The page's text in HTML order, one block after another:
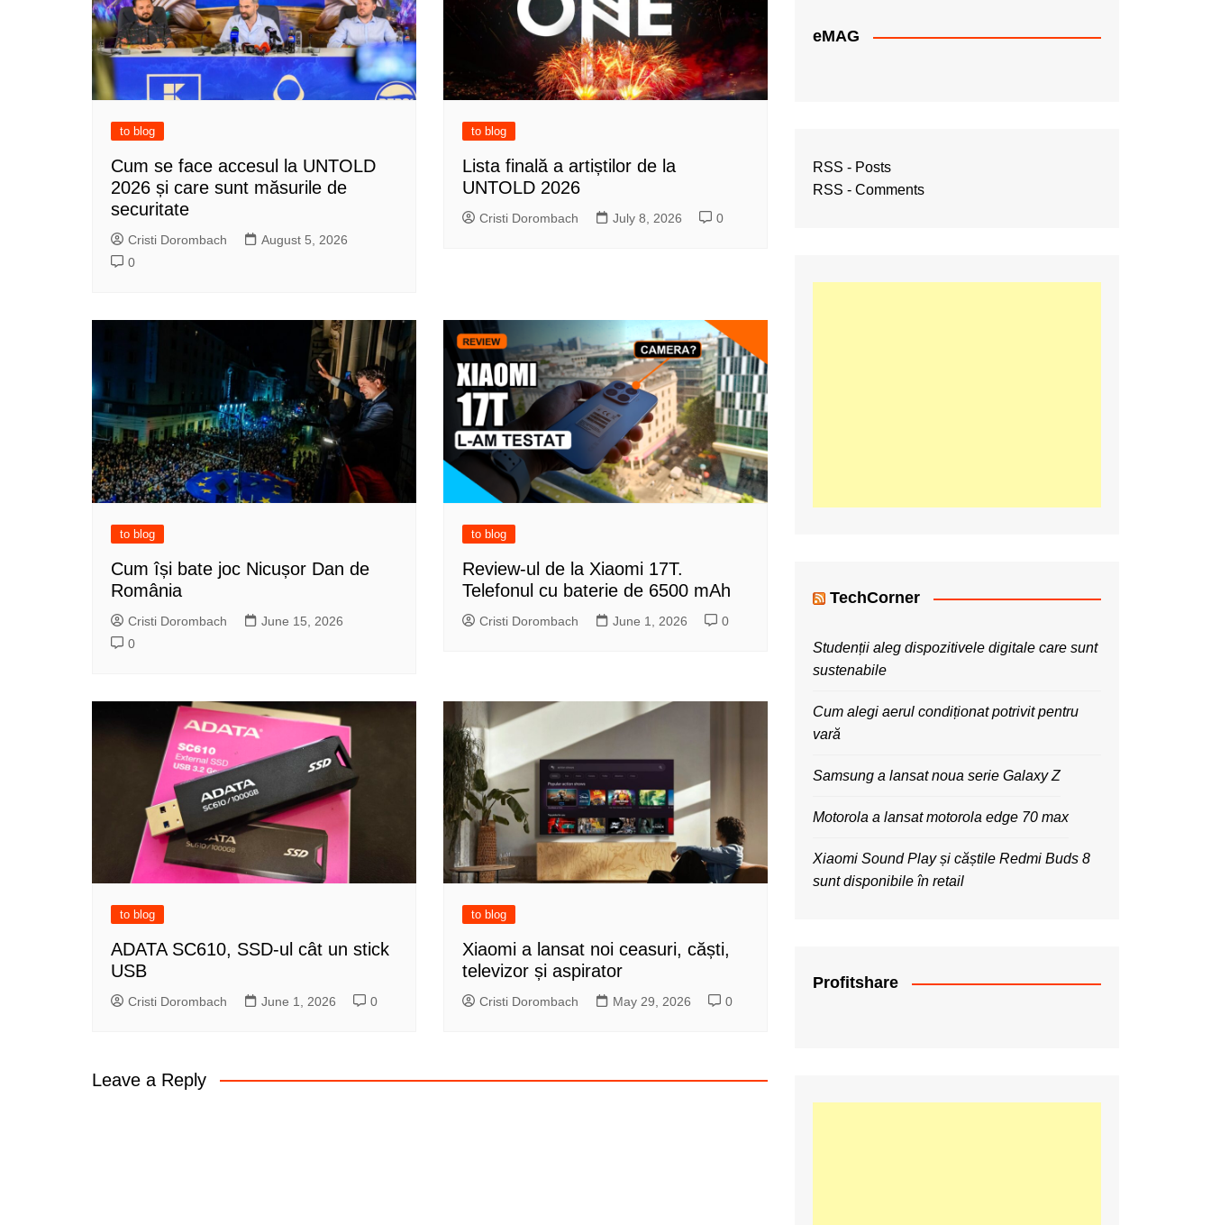
to blog
Cum se face accesul la UNTOLD
2026 și care sunt măsurile de
securitate
Cristi Dorombach
August 5, 2026
0
to blog
Lista finală a artiștilor de la
UNTOLD 2026
Cristi Dorombach July 8, 2026 0
to blog
Cum își bate joc Nicușor Dan de
România
Cristi Dorombach
June 15, 2026
0
to blog
Review-ul de la Xiaomi 17T.
Telefonul cu baterie de 6500 mAh
Cristi Dorombach June 1, 2026 0
to blog
ADATA SC610, SSD-ul cât un stick
USB
Cristi Dorombach June 1, 2026 0
to blog
Xiaomi a lansat noi ceasuri, căști,
televizor și aspirator
Cristi Dorombach May 29, 2026 0
Leave a Reply
eMAG
RSS - Posts
RSS - Comments
TechCorner
Studenții aleg dispozitivele digitale care sunt
sustenabile
Cum alegi aerul condiționat potrivit pentru
vară
Samsung a lansat noua serie Galaxy Z
Motorola a lansat motorola edge 70 max
Xiaomi Sound Play și căștile Redmi Buds 8
sunt disponibile în retail
Profitshare